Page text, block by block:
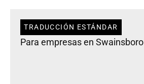
TRADUCCIÓN ESTÁNDAR
Para empresas en Swainsboro